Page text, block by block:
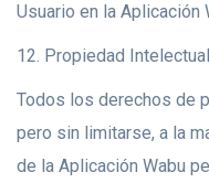
Usuario en la Aplicación
12. Propiedad Intelectual
Todos los derechos de
pero sin limitarse, a la
de la Aplicación Wabu